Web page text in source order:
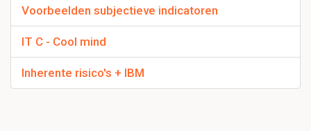
Voorbeelden subjectieve indicatoren
IT C - Cool mind
Inherente risico's + IBM